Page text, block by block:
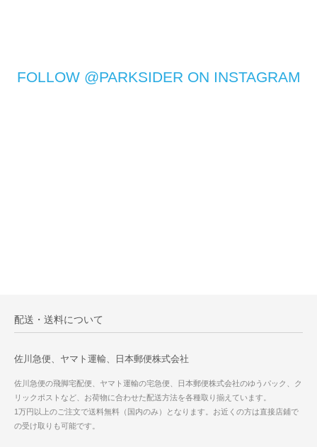
FOLLOW @PARKSIDER ON INSTAGRAM
配送・送料について
佐川急便、ヤマト運輸、日本郵便株式会社
佐川急便の飛脚宅配便、ヤマト運輸の宅急便、日本郵便株式会社のゆうパック、ク
リックポストなど、お荷物に合わせた配送方法を各種取り揃えています。
1万円以上のご注文で送料無料（国内のみ）となります。お近くの方は直接店鋪で
の受け取りも可能です。